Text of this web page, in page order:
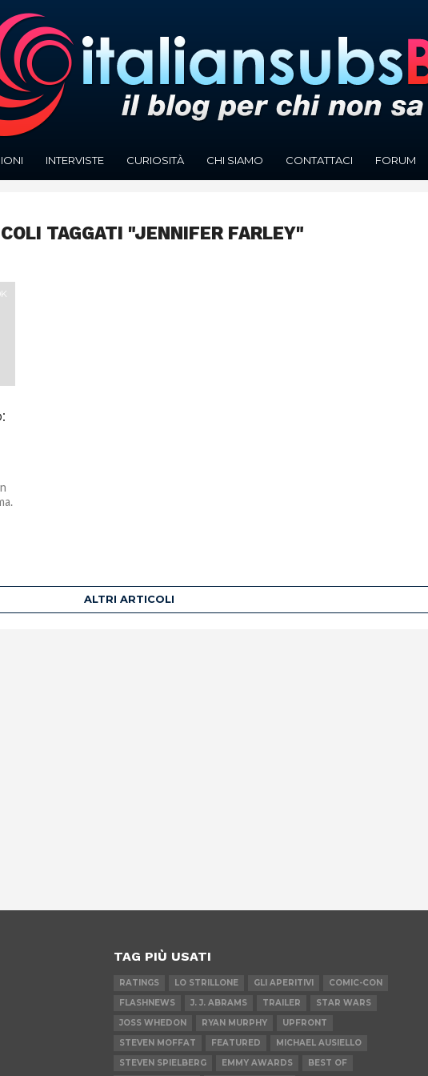
INTERVISTE CURIOSITÀ CHI SIAMO CONTATTACI FORUM
TAGGATI "JENNIFER FARLEY"
ALTRI ARTICOLI
TAG PIÙ USATI
RATINGS LO STRILLONE GLI APERITIVI
COMIC-CON
FLASHNEWS
J. J. ABRAMS TRAILER
STAR WARS
JOSS WHEDON
RYAN MURPHY
UPFRONT
STEVEN MOFFAT
FEATURED
MICHAEL AUSIELLO
STEVEN SPIELBERG
EMMY AWARDS BEST OF